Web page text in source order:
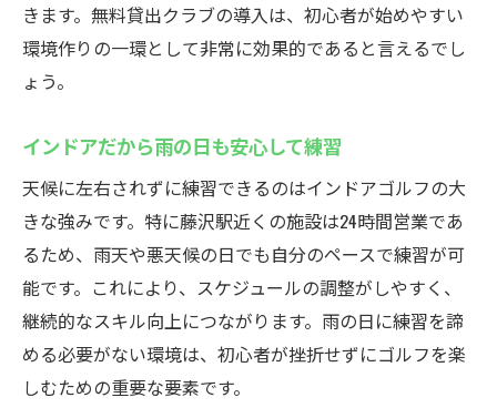
きます。無料貸出クラブの導入は、初心者が始めやすい
環境作りの一環として非常に効果的であると言えるでし
ょう。
インドアだから雨の日も安心して練習
天候に左右されずに練習できるのはインドアゴルフの大
きな強みです。特に藤沢駅近くの施設は24時間営業であ
るため、雨天や悪天候の日でも自分のペースで練習が可
能です。これにより、スケジュールの調整がしやすく、
継続的なスキル向上につながります。雨の日に練習を諦
める必要がない環境は、初心者が挫折せずにゴルフを楽
しむための重要な要素です。